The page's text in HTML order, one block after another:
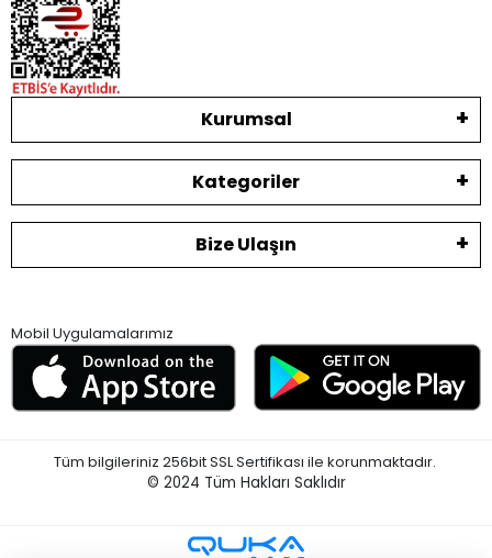
Kurumsal
Kategoriler
Bize Ulaşın
Mobil Uygulamalarımız
Tüm bilgileriniz 256bit SSL Sertifikası ile korunmaktadır.
© 2024 Tüm Hakları Saklıdır